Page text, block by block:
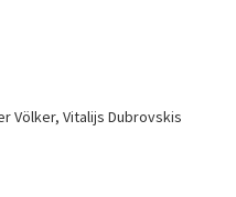
Völker, Vitalijs Dubrovskis